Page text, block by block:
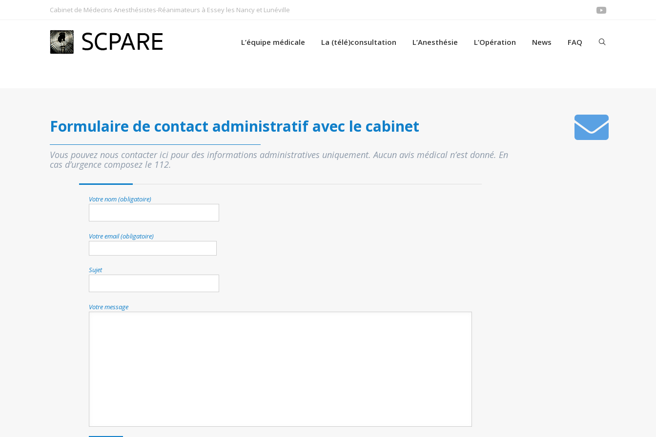
Cabinet de Médecins Anesthésistes-Réanimateurs à Essey les Nancy et Lunéville
L’équipe médicale La (télé)consultation L’Anesthésie L’Opération News FAQ
Formulaire de contact administratif avec le cabinet
Vous pouvez nous contacter ici pour des informations administratives uniquement. Aucun avis médical n’est donné. En
cas d’urgence composez le 112.
Votre nom (obligatoire)
Votre email (obligatoire)
Sujet
Votre message